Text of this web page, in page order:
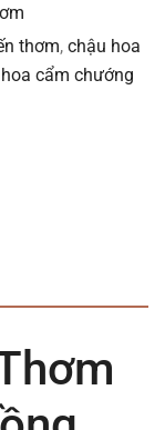
thơm, chậu hoa
hoa cẩm chướng